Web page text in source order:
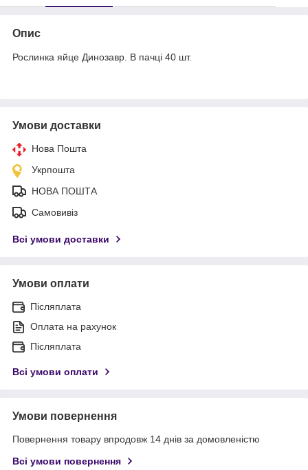
Опис
Рослинка яйце Динозавр. В пачці 40 шт.
Умови доставки
Нова Пошта
Укрпошта
НОВА ПОШТА
Самовивіз
Всі умови доставки
Умови оплати
Післяплата
Оплата на рахунок
Післяплата
Всі умови оплати
Умови повернення
Повернення товару впродовж 14 днів за домовленістю
Всі умови повернення